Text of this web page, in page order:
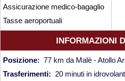
Centro America
Viaggi in Costa Rica
Viaggi in Cuba
Assicurazione medico-bagaglio
Tasse aeroportuali
INFORMAZIONI
Posizione: 77 km da Malè - Atollo
Trasferimenti: 20 minuti in